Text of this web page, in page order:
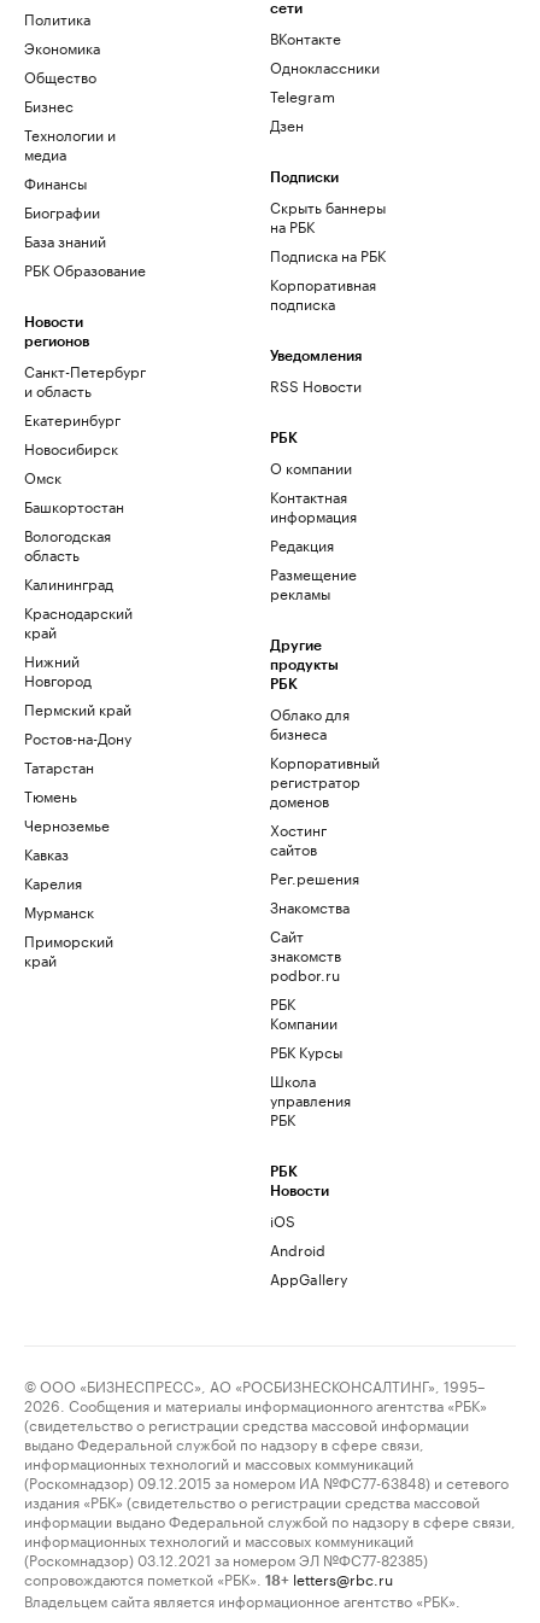
Политика
Экономика
Общество
Бизнес
Технологии и
медиа
Финансы
Биографии
База знаний
РБК Образование
Новости
регионов
Санкт-Петербург
и область
Екатеринбург
Новосибирск
Омск
Башкортостан
Вологодская
область
Калининград
Краснодарский
край
Нижний
Новгород
Пермский край
Ростов-на-Дону
Татарстан
Тюмень
Черноземье
Кавказ
Карелия
Мурманск
Приморский
край
сети
ВКонтакте
Одноклассники
Telegram
Дзен
Подписки
Скрыть баннеры
на РБК
Подписка на РБК
Корпоративная
подписка
Уведомления
RSS Новости
РБК
О компании
Контактная
информация
Редакция
Размещение
рекламы
Другие
продукты
РБК
Облако для
бизнеса
Корпоративный
регистратор
доменов
Хостинг
сайтов
Рег.решения
Знакомства
Сайт
знакомств
podbor.ru
РБК
Компании
РБК Курсы
Школа
управления
РБК
РБК
Новости
iOS
Android
AppGallery
© ООО «БИЗНЕСПРЕСС», АО «РОСБИЗНЕСКОНСАЛТИНГ», 1995–
2026. Сообщения и материалы информационного агентства «РБК»
(свидетельство о регистрации средства массовой информации
выдано Федеральной службой по надзору в сфере связи,
информационных технологий и массовых коммуникаций
(Роскомнадзор) 09.12.2015 за номером ИА №ФС77-63848) и сетевого
издания «РБК» (свидетельство о регистрации средства массовой
информации выдано Федеральной службой по надзору в сфере связи,
информационных технологий и массовых коммуникаций
(Роскомнадзор) 03.12.2021 за номером ЭЛ №ФС77-82385)
сопровождаются пометкой «РБК».
18+ letters@rbc.ru
Владельцем сайта является информационное агентство «РБК».